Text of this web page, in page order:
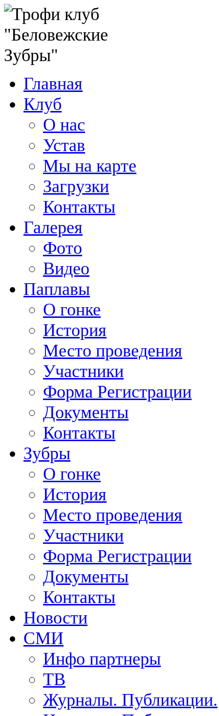
Главная
Клуб
О нас
Устав
Мы на карте
Загрузки
Контакты
Галерея
Фото
Видео
Паплавы
О гонке
История
Место проведения
Участники
Форма Регистрации
Документы
Контакты
Зубры
О гонке
История
Место проведения
Участники
Форма Регистрации
Документы
Контакты
Новости
СМИ
Инфо партнеры
ТВ
Журналы. Публикации.